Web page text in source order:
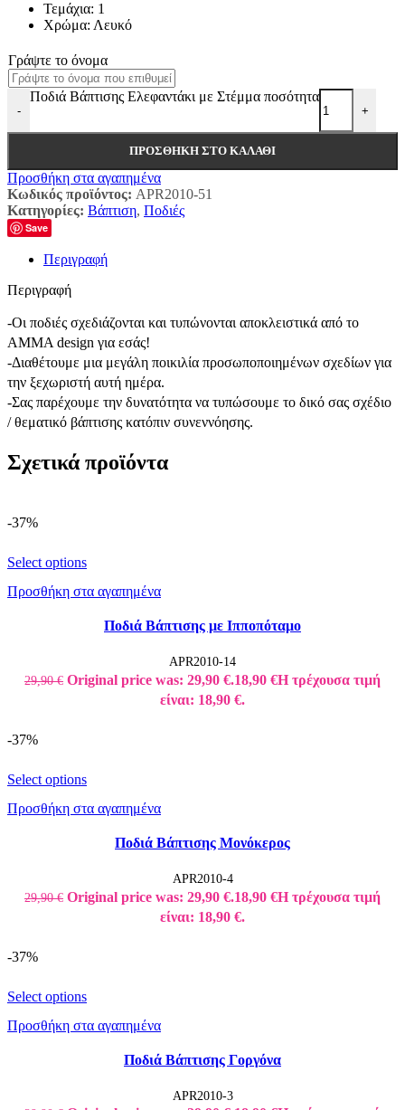
Τεμάχια: 1
Χρώμα: Λευκό
Γράψτε το όνομα
-
Ποδιά Βάπτισης Ελεφαντάκι με Στέμμα ποσότητα
+
ΠΡΟΣΘΉΚΗ ΣΤΟ ΚΑΛΆΘΙ
Προσθήκη στα αγαπημένα
Κωδικός προϊόντος: APR2010-51
Κατηγορίες: Βάπτιση, Ποδιές
Save
Περιγραφή
Περιγραφή
-Οι ποδιές σχεδιάζονται και τυπώνονται αποκλειστικά από το
AMMA design για εσάς!
-Διαθέτουμε μια μεγάλη ποικιλία προσωποποιημένων σχεδίων για
την ξεχωριστή αυτή ημέρα.
-Σας παρέχουμε την δυνατότητα να τυπώσουμε το δικό σας σχέδιο
/ θεματικό βάπτισης κατόπιν συνεννόησης.
Σχετικά προϊόντα
-37%
Select options
Προσθήκη στα αγαπημένα
Ποδιά Βάπτισης με Ιπποπόταμο
APR2010-14
29,90€ Original price was: 29,90 €.18,90 €Η τρέχουσα τιμή
είναι: 18,90 €.
-37%
Select options
Προσθήκη στα αγαπημένα
Ποδιά Βάπτισης Μονόκερος
APR2010-4
29,90€ Original price was: 29,90 €.18,90 €Η τρέχουσα τιμή
είναι: 18,90 €.
-37%
Select options
Προσθήκη στα αγαπημένα
Ποδιά Βάπτισης Γοργόνα
APR2010-3